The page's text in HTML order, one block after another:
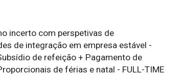
incerto com perspetivas de
de integração em empresa estável -
de refeição + Pagamento de
de férias e natal - FULL-TIME